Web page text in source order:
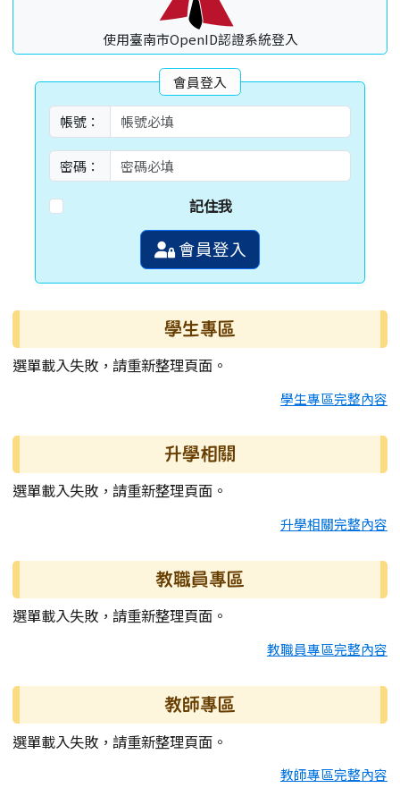
使用臺南市OpenID認證系統登入
會員登入
帳號：
密碼：
記住我
會員登入
學生專區
選單載入失敗，請重新整理頁面。
學生專區完整內容
升學相關
選單載入失敗，請重新整理頁面。
升學相關完整內容
教職員專區
選單載入失敗，請重新整理頁面。
教職員專區完整內容
教師專區
選單載入失敗，請重新整理頁面。
教師專區完整內容